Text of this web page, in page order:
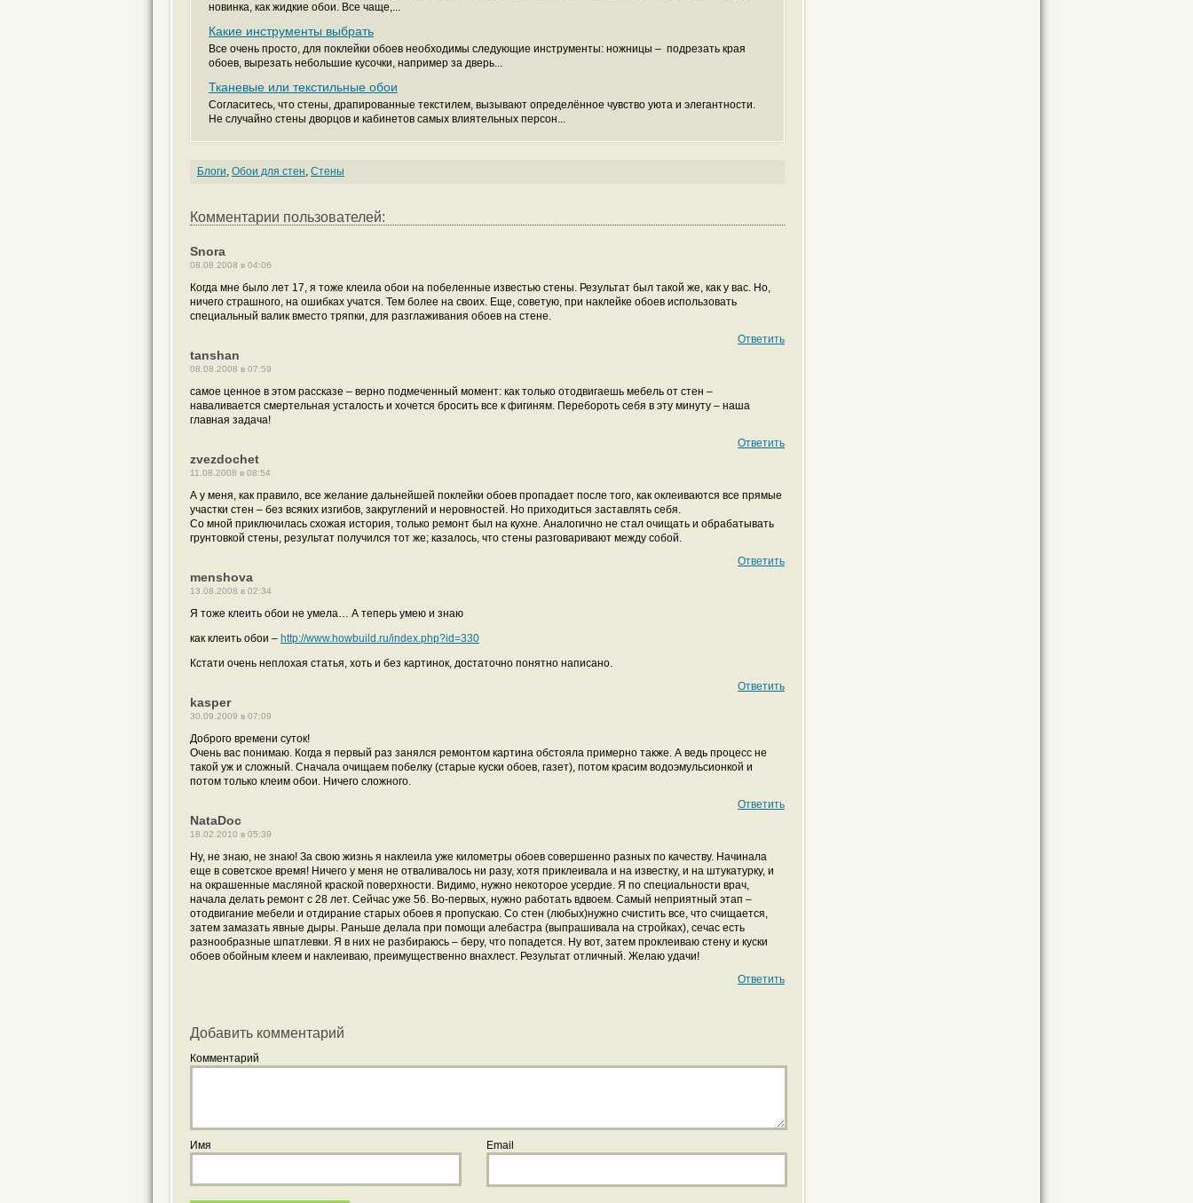
новинка, как жидкие обои. Все чаще,...
Какие инструменты выбрать
Все очень просто, для поклейки обоев необходимы следующие инструменты: ножницы – подрезать края
обоев, вырезать небольшие кусочки, например за дверь...
Тканевые или текстильные обои
Согласитесь, что стены, драпированные текстилем, вызывают определённое чувство уюта и элегантности.
Не случайно стены дворцов и кабинетов самых влиятельных персон...
Блоги, Обои для стен, Стены
Комментарии пользователей:
Snora
08.08.2008 в 04:06
Когда мне было лет 17, я тоже клеила обои на побеленные известью стены. Результат был такой же, как у вас. Но,
ничего страшного, на ошибках учатся. Тем более на своих. Еще, советую, при наклейке обоев использовать
специальный валик вместо тряпки, для разглаживания обоев на стене.
Ответить
tanshan
08.08.2008 в 07:59
самое ценное в этом рассказе – верно подмеченный момент: как только отодвигаешь мебель от стен –
наваливается смертельная усталость и хочется бросить все к фигиням. Перебороть себя в эту минуту – наша
главная задача!
Ответить
zvezdochet
11.08.2008 в 08:54
А у меня, как правило, все желание дальнейшей поклейки обоев пропадает после того, как оклеиваются все прямые
участки стен – без всяких изгибов, закруглений и неровностей. Но приходиться заставлять себя.
Со мной приключилась схожая история, только ремонт был на кухне. Аналогично не стал очищать и обрабатывать
грунтовкой стены, результат получился тот же; казалось, что стены разговаривают между собой.
Ответить
menshova
13.08.2008 в 02:34
Я тоже клеить обои не умела… А теперь умею и знаю
как клеить обои – http://www.howbuild.ru/index.php?id=330
Кстати очень неплохая статья, хоть и без картинок, достаточно понятно написано.
Ответить
kasper
30.09.2009 в 07:09
Доброго времени суток!
Очень вас понимаю. Когда я первый раз занялся ремонтом картина обстояла примерно также. А ведь процесс не
такой уж и сложный. Сначала очищаем побелку (старые куски обоев, газет), потом красим водоэмульсионкой и
потом только клеим обои. Ничего сложного.
Ответить
NataDoc
18.02.2010 в 05:39
Ну, не знаю, не знаю! За свою жизнь я наклеила уже километры обоев совершенно разных по качеству. Начинала
еще в советское время! Ничего у меня не отваливалось ни разу, хотя приклеивала и на известку, и на штукатурку, и
на окрашенные масляной краской поверхности. Видимо, нужно некоторое усердие. Я по специальности врач,
начала делать ремонт с 28 лет. Сейчас уже 56. Во-первых, нужно работать вдвоем. Самый неприятный этап –
отодвигание мебели и отдирание старых обоев я пропускаю. Со стен (любых)нужно счистить все, что счищается,
затем замазать явные дыры. Раньше делала при помощи алебастра (выпрашивала на стройках), сечас есть
разнообразные шпатлевки. Я в них не разбираюсь – беру, что попадется. Ну вот, затем проклеиваю стену и куски
обоев обойным клеем и наклеиваю, преимущественно внахлест. Результат отличный. Желаю удачи!
Ответить
Добавить комментарий
Комментарий
Имя Email